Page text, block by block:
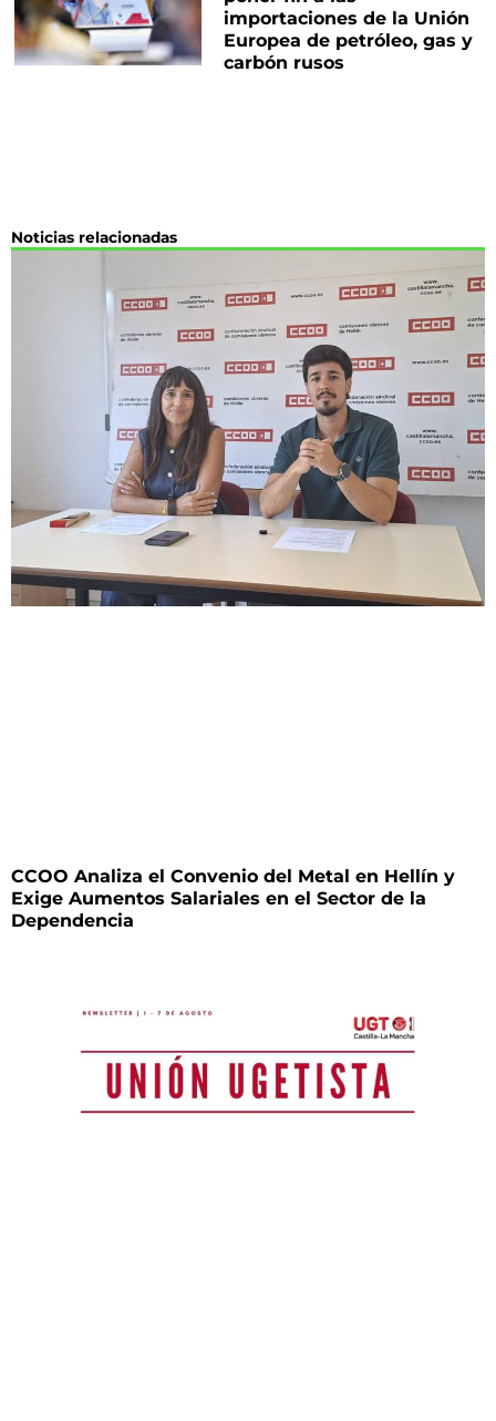
importaciones de la Unión
Europea de petróleo, gas y
carbón rusos
Noticias relacionadas
CCOO Analiza el Convenio del Metal en Hellín y
Exige Aumentos Salariales en el Sector de la
Dependencia